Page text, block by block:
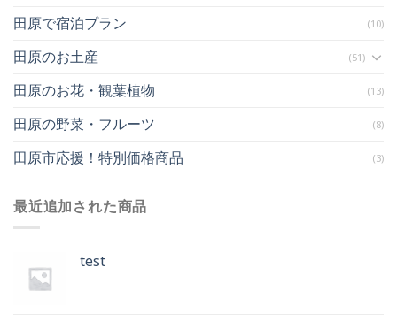
田原で宿泊プラン (10)
田原のお土産 (51)
田原のお花・観葉植物 (13)
田原の野菜・フルーツ (8)
田原市応援！特別価格商品 (3)
最近追加された商品
test